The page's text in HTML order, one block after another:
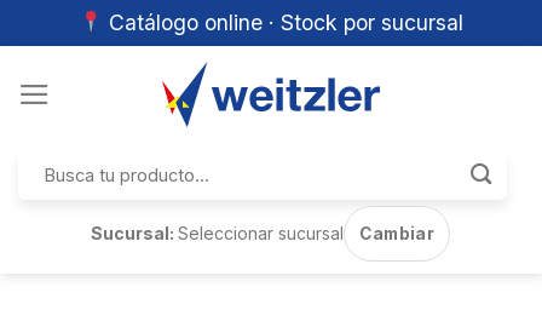
Catálogo online · Stock por sucursal
por:
Sucursal:Seleccionar sucursal Cambiar